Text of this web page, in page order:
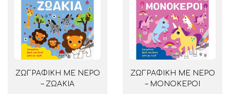
ΖΩΓΡΑΦΙΚΗ ΜΕ ΝΕΡΟ
– ΖΩΑΚΙΑ
ΖΩΓΡΑΦΙΚΗ ΜΕ ΝΕΡΟ
– ΜΟΝΟΚΕΡΟΙ